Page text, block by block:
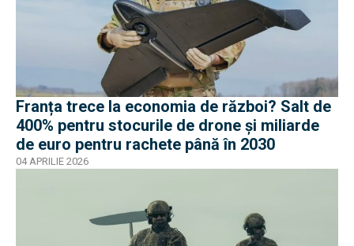
Franța trece la economia de război? Salt de
400% pentru stocurile de drone și miliarde
de euro pentru rachete până în 2030
04 APRILIE 2026